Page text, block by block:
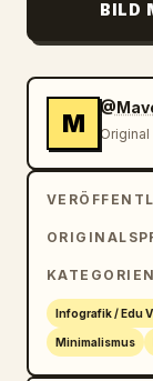
BILD
M
KATEGORIEN
Infografik / Edu
Minimalismus